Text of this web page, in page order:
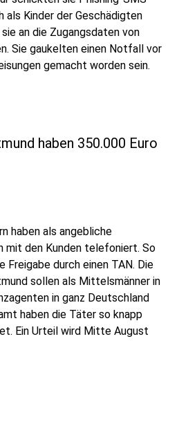
als Kinder der Geschädigten
an die Zugangsdaten von
Sie gaukelten einen Notfall vor
gemacht worden sein.
haben 350.000 Euro
haben als angebliche
mit den Kunden telefoniert. So
Freigabe durch einen TAN. Die
sollen als Mittelsmänner in
in ganz Deutschland
haben die Täter so knapp
Ein Urteil wird Mitte August